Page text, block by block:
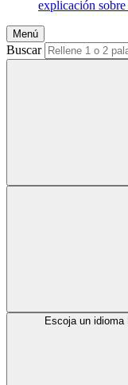
explicación
Menú
Buscar
Escoja un idioma